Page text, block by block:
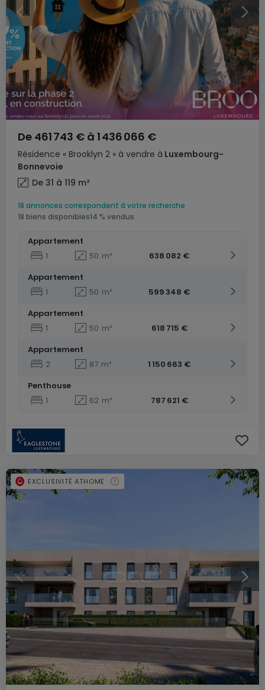
Résidence « Brooklyn 2 » à vendre à Luxembourg-
Bonnevoie
De 461 743 € à 1 436 066 €
De 31 à 119 m²
18 annonces correspondent à votre recherche
18 biens disponibles14 % vendus
Appartement
1
50 m²
638 082 €
Appartement
1
50 m²
599 348 €
Appartement
1
50 m²
618 715 €
Appartement
2
87 m²
1 150 663 €
Penthouse
1
62 m² 787 621 €
EXCLUSIVITÉ ATHOME